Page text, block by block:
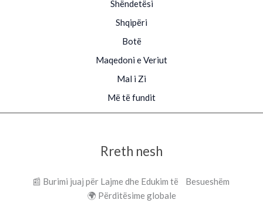
Shëndetësi
Shqipëri
Botë
Maqedoni e Veriut
Mal i Zi
Më të fundit
Rreth nesh
📰 Burimi juaj për Lajme dhe Edukim të Besueshëm
🌍 Përditësime globale